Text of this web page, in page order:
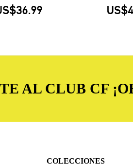
Hincha
AL CLUB CF
COLECCIONES